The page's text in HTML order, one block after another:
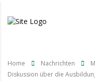
Home Nachrichten
Diskussion über die